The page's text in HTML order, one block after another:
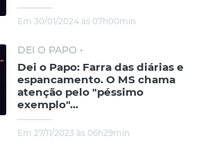
Em 30/01/2024 às 07h00min
DEI O PAPO •
Dei o Papo: Farra das diárias e
espancamento. O MS chama
atenção pelo "péssimo
exemplo"...
Em 27/11/2023 às 06h29min